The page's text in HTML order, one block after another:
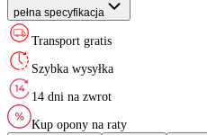
Rok produkcji:
Vredestein
Opony Całoroczne
195/50 R15
82 - 475 kg
V do 240 km/h